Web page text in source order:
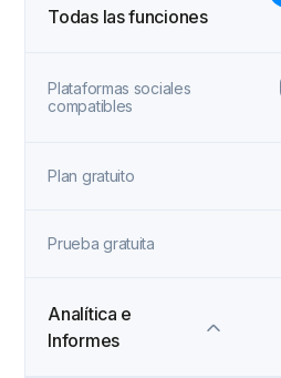
Todas las funciones
Plataformas sociales
compatibles
Plan gratuito
Prueba gratuita
Analítica e
Informes